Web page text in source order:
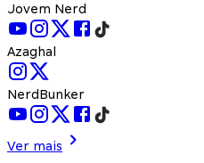
Jovem Nerd
Azaghal
NerdBunker
Ver mais